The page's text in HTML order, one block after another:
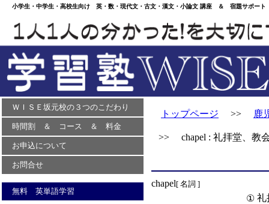
小学生・中学生・高校生向け 英・数・現代文・古文・漢文・小論文 講座 ＆ 宿題サポー
ＷＩＳＥ坂元校の３つのこだわり
時間割 ＆ コース ＆ 料金
お申込について
お問合せ
無料 英単語学習
トップページ >> 鹿
>> chapel : 礼拝堂、教
chapel[ 名詞 ]
① 礼